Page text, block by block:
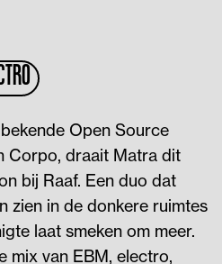
Open Source
Corpo, draait Matra dit
bij Raaf. Een duo dat
zien in de donkere ruimtes
laat smeken om meer.
mix van EBM, electro,